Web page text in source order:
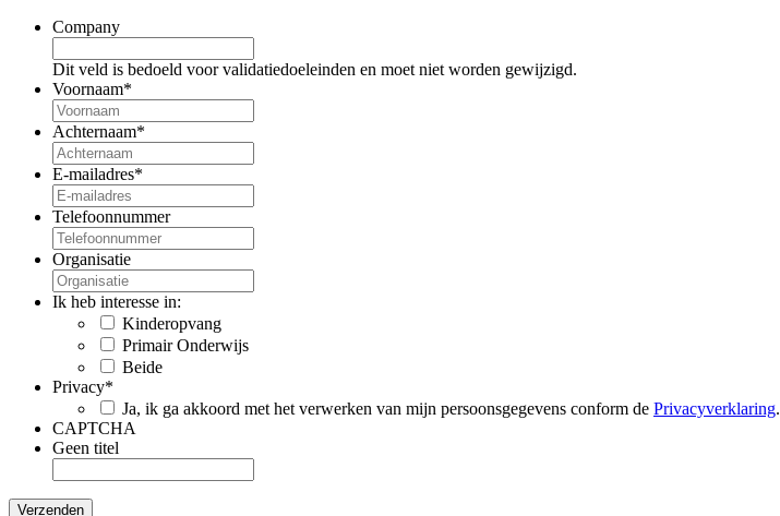
Company
Dit veld is bedoeld voor validatiedoeleinden en moet niet worden gewijzigd.
Voornaam*
Achternaam*
E-mailadres*
Telefoonnummer
Organisatie
Ik heb interesse in:
Kinderopvang
Primair Onderwijs
Beide
Privacy*
Ja, ik ga akkoord met het verwerken van mijn persoonsgegevens conform de Privacyverklaring.
CAPTCHA
Geen titel
Verzenden